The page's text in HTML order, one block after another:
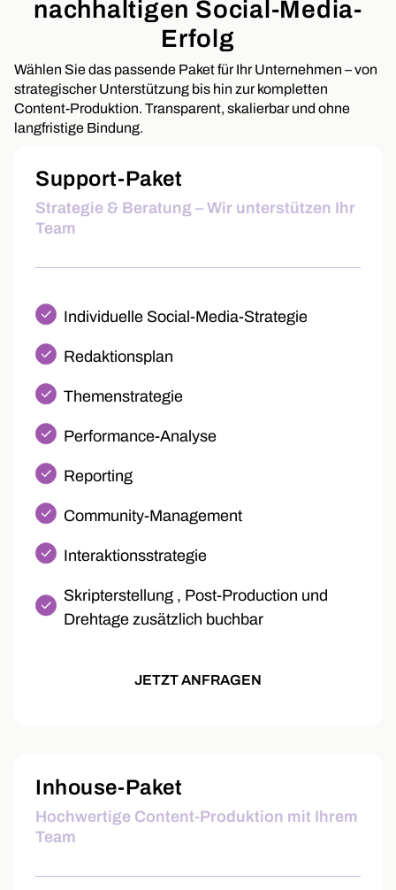
nachhaltigen Social-Media-
Erfolg
Wählen Sie das passende Paket für Ihr Unternehmen – von
strategischer Unterstützung bis hin zur kompletten
Content-Produktion. Transparent, skalierbar und ohne
langfristige Bindung.
Support-Paket
Strategie & Beratung – Wir unterstützen Ihr
Team
Individuelle Social-Media-Strategie
Redaktionsplan
Themenstrategie
Performance-Analyse
Reporting
Community-Management
Interaktionsstrategie
Skripterstellung , Post-Production und
Drehtage zusätzlich buchbar
JETZT ANFRAGEN
Inhouse-Paket
Hochwertige Content-Produktion mit Ihrem
Team